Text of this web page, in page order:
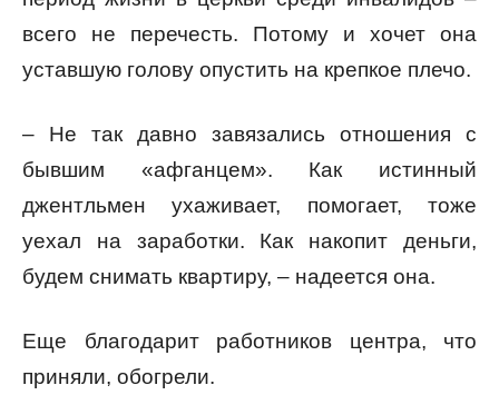
всего не перечесть. Потому и хочет она
уставшую голову опустить на крепкое плечо.
– Не так давно завязались отношения с
бывшим «афганцем». Как истинный
джентльмен ухаживает, помогает, тоже
уехал на заработки. Как накопит деньги,
будем снимать квартиру, – надеется она.
Еще благодарит работников центра, что
приняли, обогрели.